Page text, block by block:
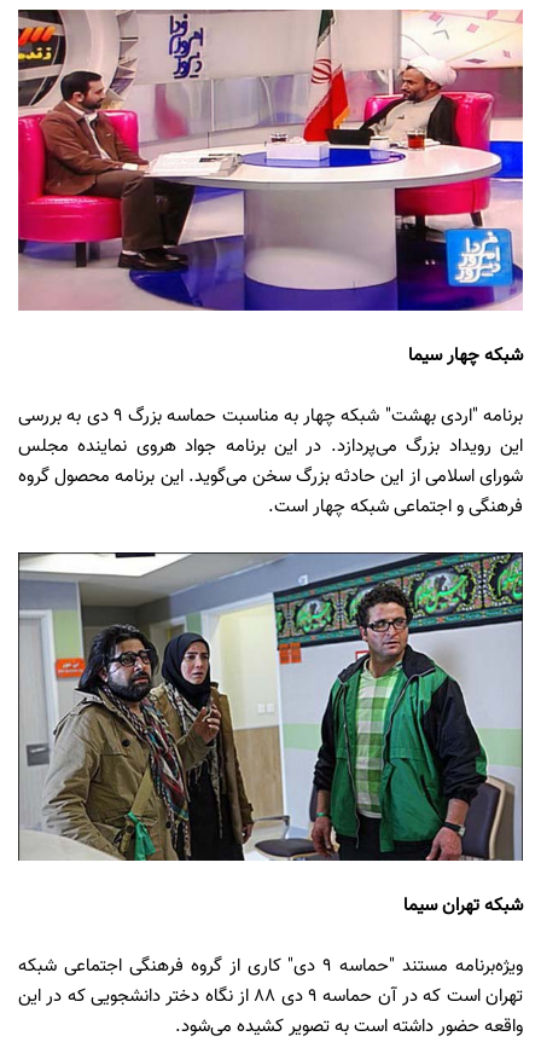
شبکه چهار سیما
برنامه "اردی بهشت" شبكه چهار به مناسبت حماسه بزرگ 9 دی به بررسی
این رویداد بزرگ می‌پردازد. در این برنامه جواد هروی نماینده مجلس
شورای اسلامی از این حادثه بزرگ سخن می‌گوید. این برنامه محصولگروه
فرهنگیو اجتماعی شبکه چهار است.
شبکه تهران سیما
ویژه‌برنامه مستند "حماسه 9 دی" کاری از گروه فرهنگی اجتماعی شبکه
تهران است که در آن حماسه 9 دی 88 از نگاه دختر دانشجویی که در این
واقعه حضور داشته است به تصویر کشیده می‌شود.